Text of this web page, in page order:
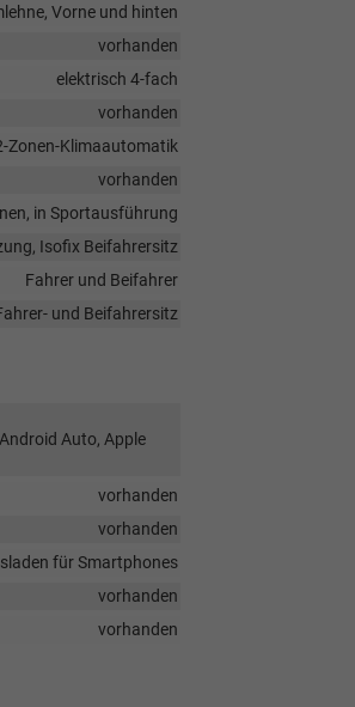
Vorne und hinten
vorhanden
elektrisch 4-fach
vorhanden
Zonen-Klimaautomatik
vorhanden
in Sportausführung
Isofix Beifahrersitz
Fahrer und Beifahrer
und Beifahrersitz
Auto, Apple
vorhanden
vorhanden
für Smartphones
vorhanden
vorhanden